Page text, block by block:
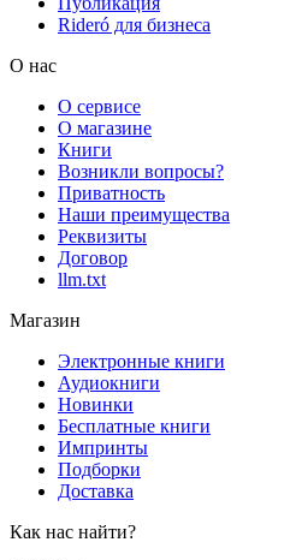
Rideró для бизнеса
О нас
О сервисе
О магазине
Книги
Возникли вопросы?
Приватность
Наши преимущества
Реквизиты
Договор
llm.txt
Магазин
Электронные книги
Аудиокниги
Новинки
Бесплатные книги
Импринты
Подборки
Доставка
Как нас найти?